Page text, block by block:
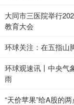
大同市三医院举行
教育大会
环球关注：在五指山
环球观速讯丨中央气
雨
“天价苹果”给A股的